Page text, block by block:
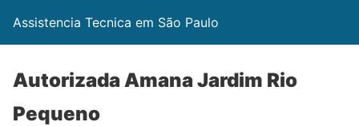
Assistencia Tecnica em São Paulo
Autorizada Amana Jardim Rio
Pequeno